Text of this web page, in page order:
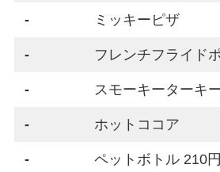
- ミッキーピザ
- フレンチフライド
- スモーキーターキ
- ホットココア
- ペットボトル 210